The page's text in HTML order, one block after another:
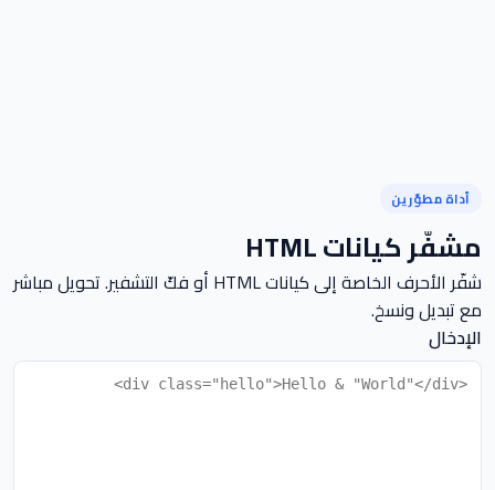
أداة مطوّرين
مشفّر كيانات HTML
شفّر الأحرف الخاصة إلى كيانات HTML أو فكّ التشفير. تحويل مباشر
مع تبديل ونسخ.
الإدخال